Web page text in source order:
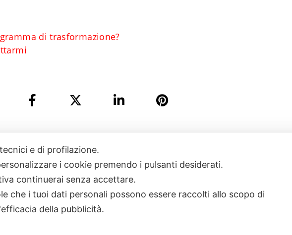
di trasformazione?
e di profilazione.
i cookie premendo i pulsanti desiderati.
continuerai senza accettare.
che i tuoi dati personali possono essere raccolti allo scopo di
della pubblicità.